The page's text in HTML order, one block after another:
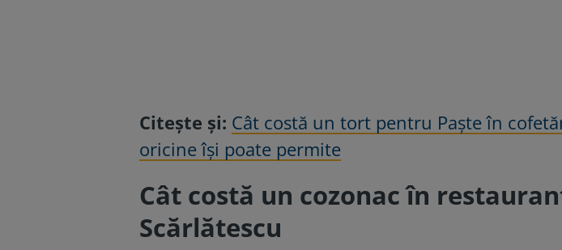
Citește și: Cât costă un tort pentru Paște în
oricine își poate permite
Cât costă un cozonac în
Scărlătescu